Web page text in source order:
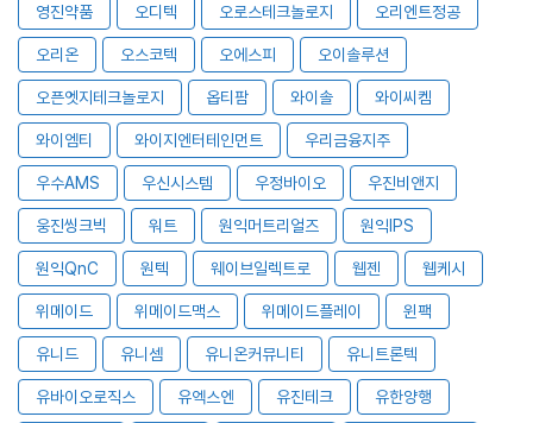
영진약품 오디텍 오로스테크놀로지 오리엔트정공
오리온 오스코텍 오에스피 오이솔루션
오픈엣지테크놀로지 옵티팜 와이솔 와이씨켐
와이엠티 와이지엔터테인먼트 우리금융지주
우수AMS 우신시스템 우정바이오 우진비앤지
웅진씽크빅 워트 원익머트리얼즈 원익IPS
원익QnC 원텍 웨이브일렉트로 웹젠 웹케시
위메이드 위메이드맥스 위메이드플레이 윈팩
유니드 유니셈 유니온커뮤니티 유니트론텍
유바이오로직스 유엑스엔 유진테크 유한양행